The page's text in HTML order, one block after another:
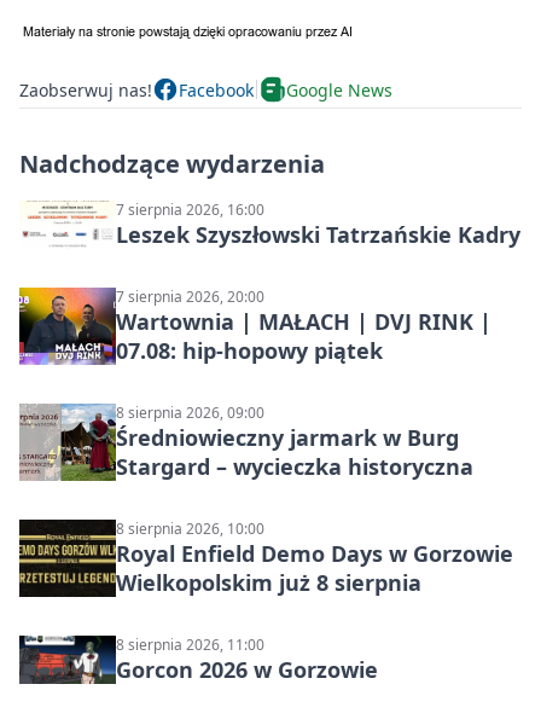
Zaobserwuj nas! Facebook Google News
Nadchodzące wydarzenia
7 sierpnia 2026, 16:00
Leszek Szyszłowski Tatrzańskie Kadry
7 sierpnia 2026, 20:00
Wartownia | MAŁACH | DVJ RINK |
07.08: hip-hopowy piątek
8 sierpnia 2026, 09:00
Średniowieczny jarmark w Burg
Stargard – wycieczka historyczna
8 sierpnia 2026, 10:00
Royal Enfield Demo Days w Gorzowie
Wielkopolskim już 8 sierpnia
8 sierpnia 2026, 11:00
Gorcon 2026 w Gorzowie